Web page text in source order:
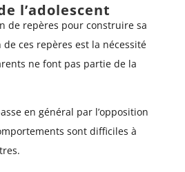
l’adolescent
de repères pour construire sa
de ces repères est la nécessité
ne font pas partie de la
en général par l’opposition
sont difficiles à